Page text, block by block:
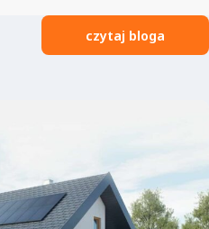
czytaj bloga